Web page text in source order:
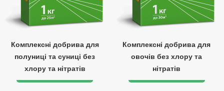
Комплексні добрива для
полуниці та суниці без
хлору та нітратів
Комплексні добрива для
овочів без хлору та
нітратів